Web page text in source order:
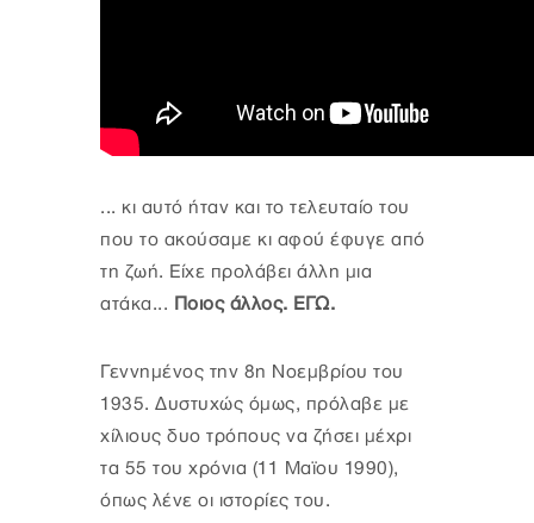
... κι αυτό ήταν και το τελευταίο του
που το ακούσαμε κι αφού έφυγε από
τη ζωή. Είχε προλάβει άλλη μια
ατάκα... Ποιος άλλος. ΕΓΩ.
Γεννημένος την 8η Νοεμβρίου του
1935. Δυστυχώς όμως, πρόλαβε με
χίλιους δυο τρόπους να ζήσει μέχρι
τα 55 του χρόνια (11 Μαϊου 1990),
όπως λένε οι ιστορίες του.